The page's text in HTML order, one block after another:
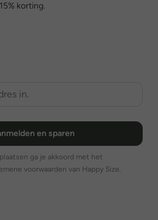
korting.
en sparen
ga je akkoord met het
voorwaarden van Happy Size.